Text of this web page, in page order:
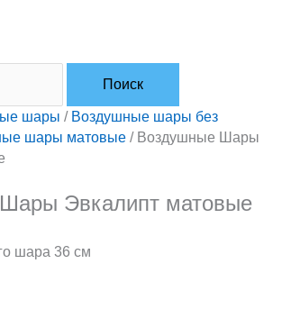
шары / Воздушные шары без
шары матовые / Воздушные Шары
Эвкалипт матовые
шара 36 см